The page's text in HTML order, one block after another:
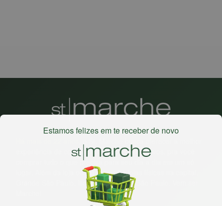
experiência de compras, a preços competitivos, pra você
comprar tudo o que precisa para seu dia a dia em um só
lugar. Além da loja online temos 31 lojas físicas na capital,
Grande São Paulo, litoral e interior de São Paulo. Vem ser
Estamos felizes em te receber de novo